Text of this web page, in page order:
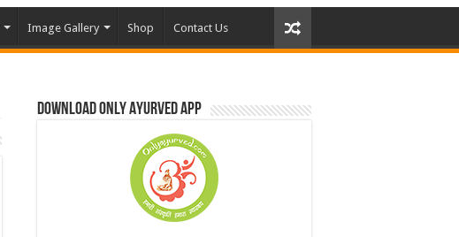
Image Gallery Shop Contact Us
Download Only Ayurved App